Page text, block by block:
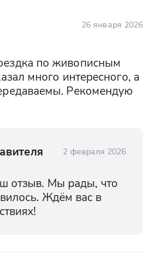
с водопадами
в ущелье
заглянете в экстрим-
Дагестана, где перед
захватывающие
водопадов. Здесь вы
26 января 2026
по живописным
много интересного, а
Рекомендую
2 февраля 2026
отзыв. Мы рады, что
Ждём вас в